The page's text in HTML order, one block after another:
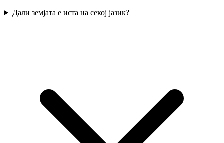
Дали земјата е иста на секој јазик?